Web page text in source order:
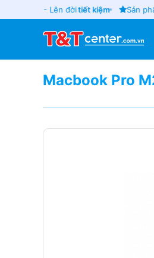
- Lên đờitiết kiệm Sản phẩm
Macbook Pro